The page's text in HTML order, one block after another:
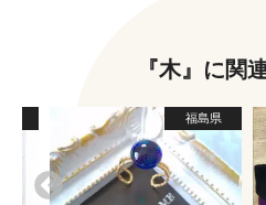
『木』に関
福島県